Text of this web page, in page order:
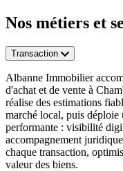
Nos métiers et
Transaction
Albanne Immobilier
d'achat et de vente à
réalise des estimations
marché local, puis déploie
performante : visibilité
accompagnement
chaque transaction,
valeur des biens.